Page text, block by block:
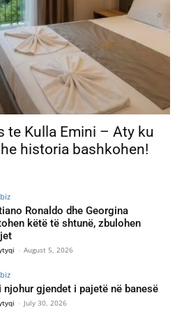
te Kulla Emini – Aty ku
historia bashkohen!
Ronaldo dhe Georgina
këtë të shtunë, zbulohen
- August 5, 2026
njohur gjendet i pajetë në banesë
- July 30, 2026